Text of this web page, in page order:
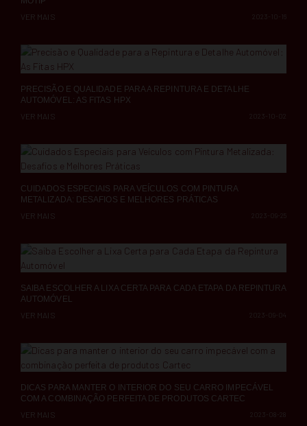
VER MAIS
PRECISÃO E QUALIDADE PARA A REPINTURA E DETALHE
AUTOMÓVEL: AS FITAS HPX
VER MAIS
CUIDADOS ESPECIAIS PARA VEÍCULOS COM PINTURA
METALIZADA: DESAFIOS E MELHORES PRÁTICAS
VER MAIS
SAIBA ESCOLHER A LIXA CERTA PARA CADA ETAPA DA REPINTURA
AUTOMÓVEL
2023-09-04
VER MAIS
DICAS PARA MANTER O INTERIOR DO SEU CARRO IMPECÁVEL
COM A COMBINAÇÃO PERFEITA DE PRODUTOS CARTEC
2023-08-28
VER MAIS